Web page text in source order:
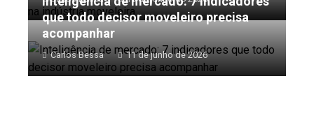
que todo decisor moveleiro precisa
acompanhar
Carlos Bessa 11 de junho de 2026